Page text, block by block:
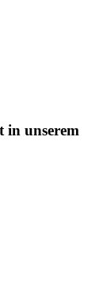
in unserem